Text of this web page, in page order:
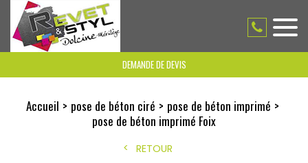
DEMANDE DE DEVIS
Accueil pose de béton ciré
pose de béton imprimé
pose de béton imprimé Foix
RETOUR